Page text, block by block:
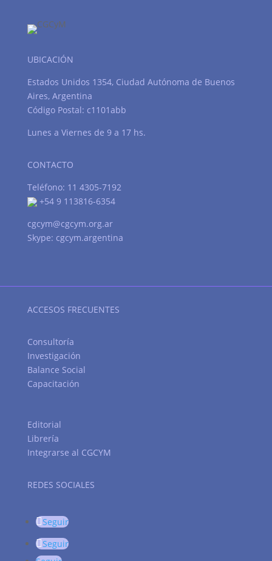
UBICACIÓN
Estados Unidos 1354, Ciudad Autónoma de Buenos
Aires, Argentina
Código Postal: c1101abb
Lunes a Viernes de 9 a 17 hs.
CONTACTO
Teléfono: 11 4305-7192
+54 9 113816-6354
cgcym@cgcym.org.ar
Skype: cgcym.argentina
ACCESOS FRECUENTES
Consultoría
Investigación
Balance Social
Capacitación
Editorial
Librería
Integrarse al CGCYM
REDES SOCIALES
Seguir
Seguir